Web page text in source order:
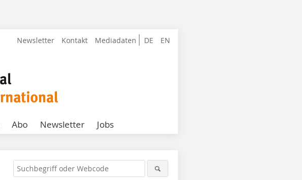
DE EN
Newsletter Kontakt Mediadaten
Abo Newsletter Jobs